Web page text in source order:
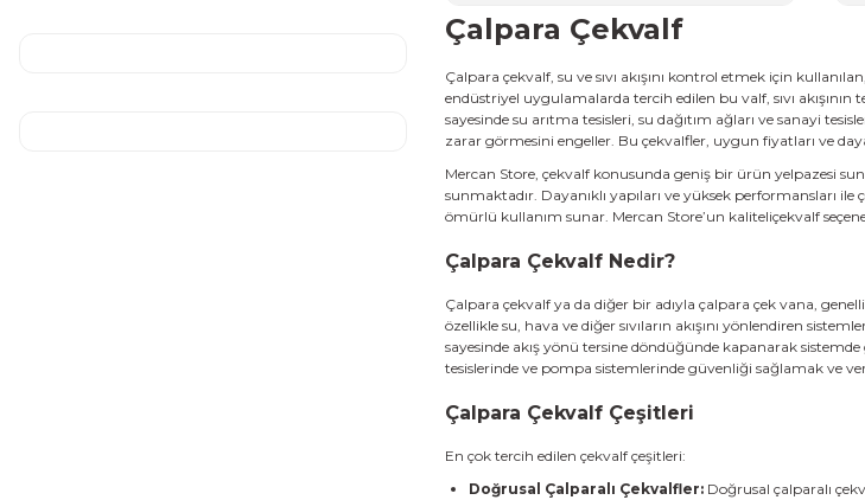
Çalpara Çekvalf
Çalpara çekvalf, su ve sıvı akışını kontrol etmek için
endüstriyel uygulamalarda tercih edilen bu valf, sıvı
sayesinde su arıtma tesisleri, su dağıtım ağları ve sanayi
zarar görmesini engeller. Bu çekvalfler, uygun fiyatları ve
Mercan Store, çekvalf konusunda geniş bir ürün yelpazesi
sunmaktadır. Dayanıklı yapıları ve yüksek performansları
ömürlü kullanım sunar. Mercan Store’un kaliteliçekvalf
Çalpara Çekvalf Nedir?
Çalpara çekvalf ya da diğer bir adıyla çalpara çek vana,
özellikle su, hava ve diğer sıvıların akışını yönlendiren
sayesinde akış yönü tersine döndüğünde kapanarak
tesislerinde ve pompa sistemlerinde güvenliği sağlamak ve
Çalpara Çekvalf Çeşitleri
En çok tercih edilen çekvalf çeşitleri:
Doğrusal Çalparalı Çekvalfler: Doğrusal çalparalı